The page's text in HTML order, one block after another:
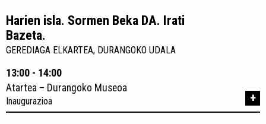
Harien isla. Sormen Beka DA. Irati
Bazeta.
GEREDIAGA ELKARTEA, DURANGOKO UDALA
13:00 - 14:00
Atartea – Durangoko Museoa
Inaugurazioa +